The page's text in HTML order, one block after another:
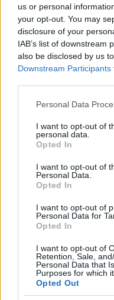
us or personal
your opt-out. You may
disclosure of your
IAB’s list of downstream
also be disclosed by us
Downstream Participants
Please note that this
not limited to your visit
grant or deny consent to
use your data for below
consent section.
Personal Data
I want to opt-out of
personal data.
Opted In
I want to opt-out of
Personal Data.
Opted In
I want to opt-out of
Personal Data for
Opted In
I want to opt-out of
Retention, Sale,
Personal Data that
Purposes for which
Opted Out
Ranko Drasovic, a
kikötőben várakozik
élményben részesül:
döbbenten mered
Miközben a
sietnek, Ranko